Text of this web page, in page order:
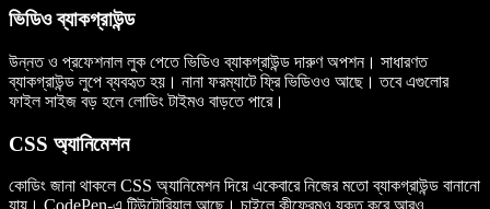
ভিডিও ব্যাকগ্রাউন্ড
উন্নত ও প্রফেশনাল লুক পেতে ভিডিও ব্যাকগ্রাউন্ড দারুণ অপশন। সাধারণত
ব্যাকগ্রাউন্ড লুপে ব্যবহৃত হয়। নানা ফরম্যাটে ফ্রি ভিডিওও আছে। তবে এগুলোর
ফাইল সাইজ বড় হলে লোডিং টাইমও বাড়তে পারে।
CSS অ্যানিমেশন
কোডিং জানা থাকলে CSS অ্যানিমেশন দিয়ে একেবারে নিজের মতো ব্যাকগ্রাউন্ড বানানো